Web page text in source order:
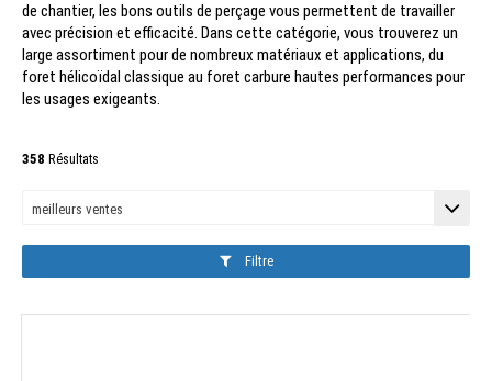
de chantier, les bons outils de perçage vous permettent de travailler
avec précision et efficacité. Dans cette catégorie, vous trouverez un
large assortiment pour de nombreux matériaux et applications, du
foret hélicoïdal classique au foret carbure hautes performances pour
les usages exigeants.
358 Résultats
Filtre